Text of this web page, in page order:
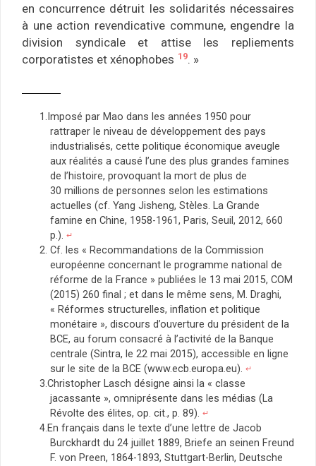
en concurrence détruit les solidarités nécessaires
à une action revendicative commune, engendre la
division syndicale et attise les repliements
corporatistes et xénophobes 19. »
Imposé par Mao dans les années 1950 pour
rattraper le niveau de développement des pays
industrialisés, cette politique économique aveugle
aux réalités a causé l’une des plus grandes famines
de l’histoire, provoquant la mort de plus de
30 millions de personnes selon les estimations
actuelles (cf. Yang Jisheng, Stèles. La Grande
famine en Chine, 1958-1961, Paris, Seuil, 2012, 660
p.). ↵
Cf. les « Recommandations de la Commission
européenne concernant le programme national de
réforme de la France » publiées le 13 mai 2015, COM
(2015) 260 final ; et dans le même sens, M. Draghi,
« Réformes structurelles, inflation et politique
monétaire », discours d’ouverture du président de la
BCE, au forum consacré à l’activité de la Banque
centrale (Sintra, le 22 mai 2015), accessible en ligne
sur le site de la BCE (www.ecb.europa.eu). ↵
Christopher Lasch désigne ainsi la « classe
jacassante », omniprésente dans les médias (La
Révolte des élites, op. cit., p. 89). ↵
En français dans le texte d’une lettre de Jacob
Burckhardt du 24 juillet 1889, Briefe an seinen Freund
F. von Preen, 1864-1893, Stuttgart-Berlin, Deutsche